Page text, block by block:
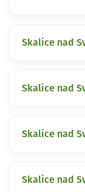
Skalice nad
Skalice nad
Skalice nad
Skalice nad